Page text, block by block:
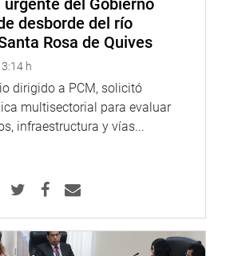
del Gobierno
desborde del río
Rosa de Quives
h
dirigido a PCM, solicitó
multisectorial para evaluar
infraestructura y vías...